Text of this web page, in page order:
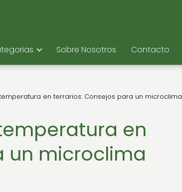
Sobre Nosotros Contacto
en terrarios: Consejos para un microclima
en
un microclima